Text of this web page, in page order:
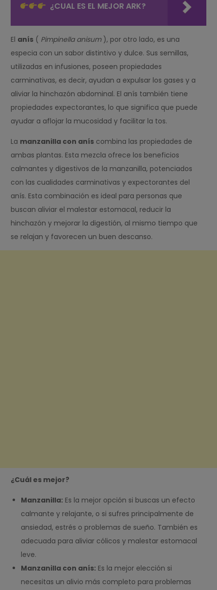
¿CUAL ES EL MEJOR ARK?
El anís ( Pimpinella anisum), por otro lado, es una
especia con un sabor distintivo y dulce. Sus semillas,
utilizadas en infusiones, poseen propiedades
carminativas, es decir, ayudan a expulsar los gases y a
aliviar la hinchazón abdominal. El anís también tiene
propiedades expectorantes, lo que significa que puede
ayudar a aflojar la mucosidad y facilitar la tos.
La manzanilla con anís combina las propiedades de
ambas plantas. Esta mezcla ofrece los beneficios
calmantes y digestivos de la manzanilla, potenciados
con las cualidades carminativas y expectorantes del
anís. Esta combinación es ideal para personas que
buscan aliviar el malestar estomacal, reducir la
hinchazón y mejorar la digestión, al mismo tiempo que
se relajan y favorecen un buen descanso.
¿Cuál es mejor?
Manzanilla: Es la mejor opción si buscas un efecto
calmante y relajante, o si sufres principalmente de
ansiedad, estrés o problemas de sueño. También es
adecuada para aliviar cólicos y malestar estomacal
leve.
Manzanilla con anís: Es la mejor elección si
necesitas un alivio más completo para problemas